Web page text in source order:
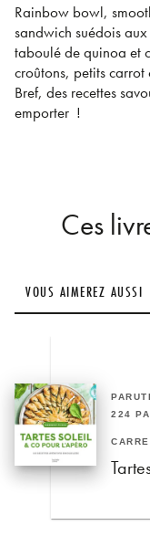
Rainbow bowl,
sandwich suédois
taboulé de quinoa et
croûtons, petits
Bref, des recettes
emporter !
Ces
VOUS AIMEREZ AUSSI
224